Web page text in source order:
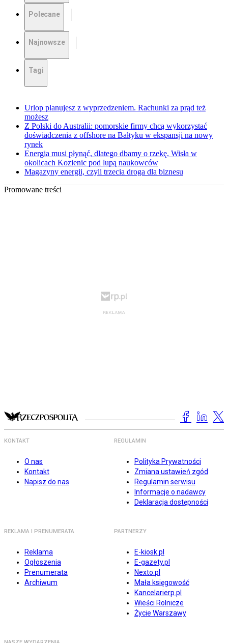
Polecane
Najnowsze
Tagi
Urlop planujesz z wyprzedzeniem. Rachunki za prąd też
możesz
Z Polski do Australii: pomorskie firmy chcą wykorzystać
doświadczenia z offshore na Bałtyku w ekspansji na nowy
rynek
Energia musi płynąć, dlatego dbamy o rzekę. Wisła w
okolicach Kozienic pod lupą naukowców
Magazyny energii, czyli trzecia droga dla biznesu
Promowane treści
KONTAKT
O nas
Kontakt
Napisz do nas
REGULAMIN
Polityka Prywatności
Zmiana ustawień zgód
Regulamin serwisu
Informacje o nadawcy
Deklaracja dostępności
REKLAMA I PRENUMERATA
Reklama
Ogłoszenia
Prenumerata
Archiwum
PARTNERZY
E-kiosk.pl
E-gazety.pl
Nexto.pl
Mała księgowość
Kancelarierp.pl
Wieści Rolnicze
Życie Warszawy